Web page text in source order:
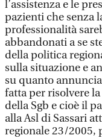
l’assistenza e le
pazienti che senza
professionalità
abbandonati a se
della politica
sulla situazione e
su quanto
fatta per risolvere
della Sgb e cioè il
alla Asl di Sassari
regionale 23/2005,